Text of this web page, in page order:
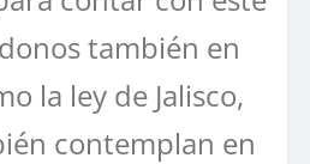
también en
la ley de Jalisco,
contemplan en